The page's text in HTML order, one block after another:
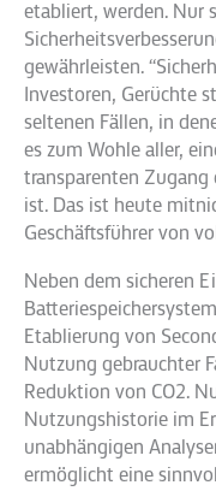
etabliert, werden. Nur
gewährleisten.
Investoren, Gerüchte
seltenen Fällen, in
es zum Wohle aller,
transparenten Zugang
ist. Das ist heute
Geschäftsführer von
Neben dem sicheren
Etablierung von
Nutzung gebrauchter
Reduktion von CO2.
Nutzungshistorie im
unabhängigen
ermöglicht eine